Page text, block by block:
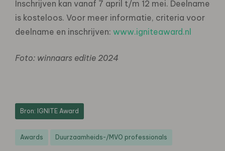
Inschrijven kan vanaf 7 april t/m 12 mei. Deelname
is kosteloos. Voor meer informatie, criteria voor
deelname en inschrijven: www.igniteaward.nl
Foto: winnaars editie 2024
Bron: IGNITE Award
Awards Duurzaamheids-/MVO professionals